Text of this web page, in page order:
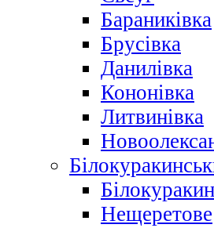
Бараниківка
Брусівка
Данилівка
Кононівка
Литвинівка
Нещеретове